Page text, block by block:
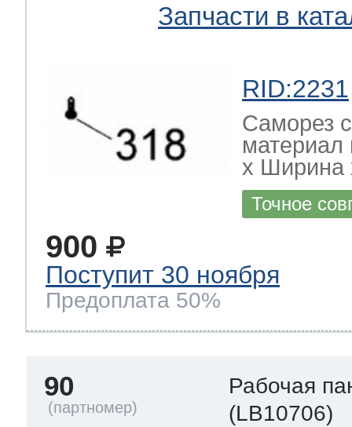
Запчасти в
RID:2231
Саморез
х Ширина
Точное
900
Поступит 30 ноября
Предоплата 50%
90
Рабочая
(LB10706)